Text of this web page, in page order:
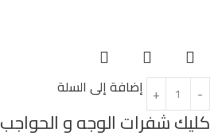
إضافة إلى السلة
كليك شفرات الوجه و الحواجب